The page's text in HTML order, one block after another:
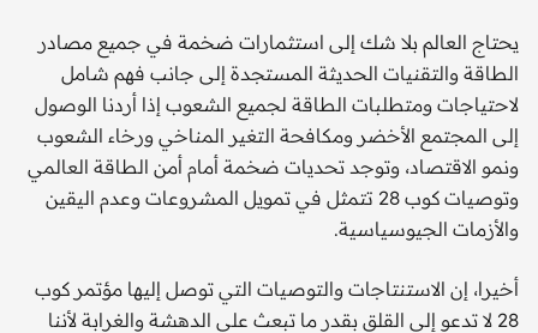
يحتاج العالم بلا شك إلى استثمارات ضخمة في جميع مصادر
الطاقة والتقنيات الحديثة المستجدة إلى جانب فهم شامل
لاحتياجات ومتطلبات الطاقة لجميع الشعوب إذا أردنا الوصول
إلى المجتمع الأخضر ومكافحة التغير المناخي ورخاء الشعوب
ونمو الاقتصاد، وتوجد تحديات ضخمة أمام أمن الطاقة العالمي
وتوصيات كوب 28 تتمثل في تمويل المشروعات وعدم اليقين
والأزمات الجيوسياسية.
أخيرا، إن الاستنتاجات والتوصيات التي توصل إليها مؤتمر كوب
28 لا تدعو إلى القلق بقدر ما تبعث على الدهشة والغرابة لأننا